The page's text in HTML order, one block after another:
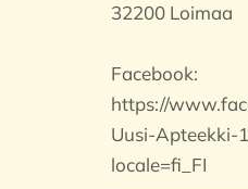
32200 Loimaa
Facebook:
https://
Uusi-Apteekki-
locale=fi_FI